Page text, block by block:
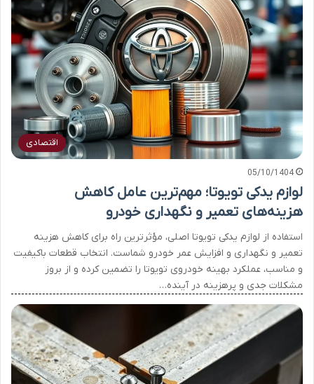
اقتصادی
05/10/1404
لوازم یدکی تویوتا؛ مهم‌ترین عامل کاهش
هزینه‌های تعمیر و نگهداری خودرو
استفاده از لوازم یدکی تویوتا اصلی، مؤثرترین راه برای کاهش هزینه
تعمیر و نگهداری و افزایش عمر خودرو شماست. انتخاب قطعات باکیفیت
و مناسب، عملکرد بهینه خودروی تویوتا را تضمین کرده و از بروز
مشکلات جدی و پرهزینه در آینده…